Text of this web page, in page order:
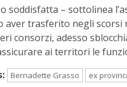
soddisfatta – sottolinea
aver trasferito negli scorsi
consorzi, adesso
ai territori le
Bernadette Grasso ex